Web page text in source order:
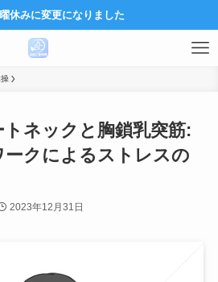
休みに変更になりました
ネックと胸鎖乳突筋:
ークによるストレスの
2023年12月31日